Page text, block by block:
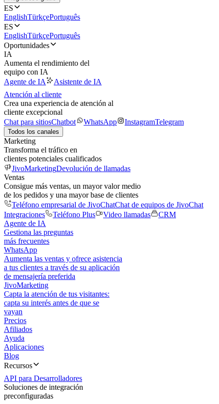
ES
EnglishTürkçePortuguês
ES
EnglishTürkçePortuguês
Oportunidades
IA
Aumenta el rendimiento del
equipo con IA
Agente de IA
Asistente de IA
Atención al cliente
Crea una experiencia de atención al
cliente excepcional
Chat para sitiosChatbot WhatsApp InstagramTelegram
Todos los canales
Marketing
Transforma el tráfico en
clientes potenciales cualificados
JivoMarketingDevolución de llamadas
Ventas
Consigue más ventas, un mayor valor medio
de los pedidos y una mayor base de clientes
Teléfono empresarial de JivoChatChat de equipos de JivoChat
Integraciones
Teléfono Plus Video llamadas
CRM
Agente de IA
Gestiona las preguntas
más frecuentes
WhatsApp
Aumenta las ventas y ofrece asistencia
a tus clientes a través de su aplicación
de mensajería preferida
JivoMarketing
Capta la atención de tus visitantes:
capta su interés antes de que se
vayan
Precios
Afiliados
Ayuda
Aplicaciones
Blog
Recursos
API para Desarrolladores
Soluciones de integración
preconfiguradas